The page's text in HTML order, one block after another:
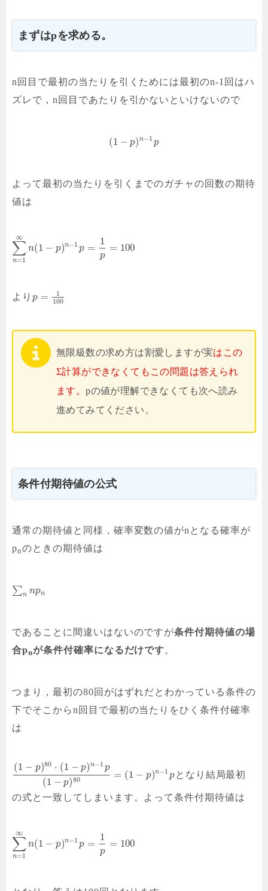
まずはpを求める。
n回目で最初の当たりを引くためには最初のn-1回はハ
ズレで，n回目であたりを引かないといけないので
(1 − p)n−1 p
よって最初の当たりを引くまでのガチャの回数の期待
値は
∑
n=1
∞
n(1 − p)n−1 p =
1
p
= 100
より p =
1
100
無限級数の求め方は割愛しますが実はこの
Σ計算ができなくてもこの問題は答えられ
ます。pの値が理解できなくても次へ読み
進めてみてください。
条件付期待値の公式
通常の期待値と同様，確率変数の値がnとなる確率が
pnのときの期待値は
∑n npn
であることに間違いはないのですが条件付期待値の場
合pnが条件付確率になるだけです。
つまり，最初の80回がはずれだとわかっている条件の
下でそこからn回目で最初の当たりをひく条件付確率
は
(1 − p)80 ⋅ (1 − p)n−1 p
(1 − p)80 = (1 − p)n−1 pとなり結局最初
の式と一致してしまいます。よって条件付期待値は
∑
n=1
∞
n(1 − p)n−1 p =
1
p
= 100